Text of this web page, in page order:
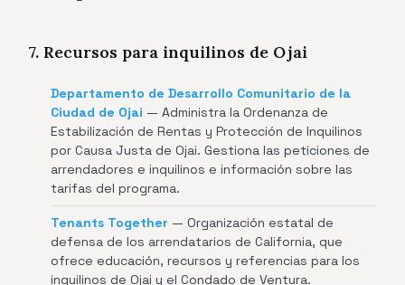
7. Recursos para inquilinos de Ojai
Departamento de Desarrollo Comunitario de la
Ciudad de Ojai — Administra la Ordenanza de
Estabilización de Rentas y Protección de Inquilinos
por Causa Justa de Ojai. Gestiona las peticiones de
arrendadores e inquilinos e información sobre las
tarifas del programa.
Tenants Together — Organización estatal de
defensa de los arrendatarios de California, que
ofrece educación, recursos y referencias para los
inquilinos de Ojai y el Condado de Ventura.